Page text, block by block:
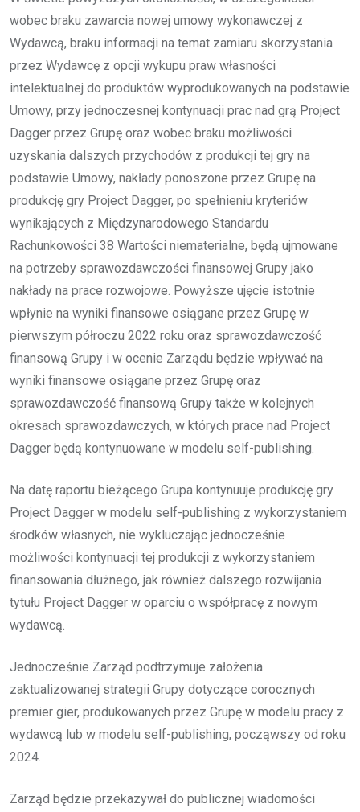
wobec braku zawarcia nowej umowy wykonawczej z
Wydawcą, braku informacji na temat zamiaru skorzystania
przez Wydawcę z opcji wykupu praw własności
intelektualnej do produktów wyprodukowanych na podstawie
Umowy, przy jednoczesnej kontynuacji prac nad grą Project
Dagger przez Grupę oraz wobec braku możliwości
uzyskania dalszych przychodów z produkcji tej gry na
podstawie Umowy, nakłady ponoszone przez Grupę na
produkcję gry Project Dagger, po spełnieniu kryteriów
wynikających z Międzynarodowego Standardu
Rachunkowości 38 Wartości niematerialne, będą ujmowane
na potrzeby sprawozdawczości finansowej Grupy jako
nakłady na prace rozwojowe. Powyższe ujęcie istotnie
wpłynie na wyniki finansowe osiągane przez Grupę w
pierwszym półroczu 2022 roku oraz sprawozdawczość
finansową Grupy i w ocenie Zarządu będzie wpływać na
wyniki finansowe osiągane przez Grupę oraz
sprawozdawczość finansową Grupy także w kolejnych
okresach sprawozdawczych, w których prace nad Project
Dagger będą kontynuowane w modelu self-publishing.
Na datę raportu bieżącego Grupa kontynuuje produkcję gry
Project Dagger w modelu self-publishing z wykorzystaniem
środków własnych, nie wykluczając jednocześnie
możliwości kontynuacji tej produkcji z wykorzystaniem
finansowania dłużnego, jak również dalszego rozwijania
tytułu Project Dagger w oparciu o współpracę z nowym
wydawcą.
Jednocześnie Zarząd podtrzymuje założenia
zaktualizowanej strategii Grupy dotyczące corocznych
premier gier, produkowanych przez Grupę w modelu pracy z
wydawcą lub w modelu self-publishing, począwszy od roku
2024.
Zarząd będzie przekazywał do publicznej wiadomości